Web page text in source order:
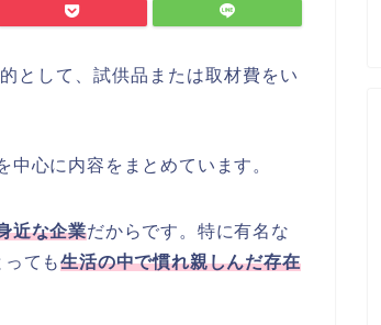
として、試供品または取材費をい
心に内容をまとめています。
近な企業だからです。特に有名な
っても生活の中で慣れ親しんだ存在